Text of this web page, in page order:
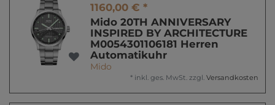
1160,00 € *
Mido 20TH ANNIVERSARY
INSPIRED BY ARCHITECTURE
M0054301106181 Herren
Automatikuhr
Mido
* inkl. ges. MwSt. zzgl. Versandkosten